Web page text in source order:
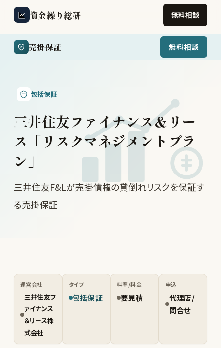
資金繰り総研 無料相談
売掛保証 無料相談
包括保証
三井住友ファイナンス＆リー
ス「リスクマネジメントプラ
ン」
三井住友F&Lが売掛債権の貸倒れリスクを保証す
る売掛保証
運営会社
三井住友フ
ァイナンス
＆リース株
式会社
タイプ
包括保証
料率/料金
要見積
申込
代理店/
問合せ